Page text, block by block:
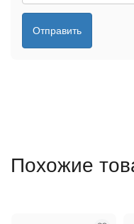
Отправить
Похожие